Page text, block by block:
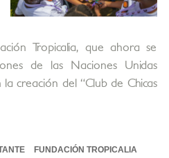
Tropicalia, que ahora se
de las Naciones Unidas
creación del “Club de Chicas
FUNDACIÓN TROPICALIA